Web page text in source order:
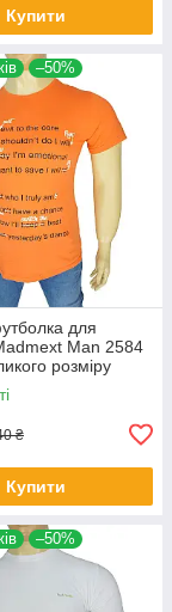
Купити
–50%
для
Man 2584
розміру
₴
Купити
–50%